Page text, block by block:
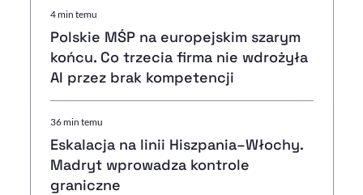
4 min temu
Polskie MŚP na europejskim szarym
końcu. Co trzecia firma nie wdrożyła
AI przez brak kompetencji
36 min temu
Eskalacja na linii Hiszpania–Włochy.
Madryt wprowadza kontrole
graniczne